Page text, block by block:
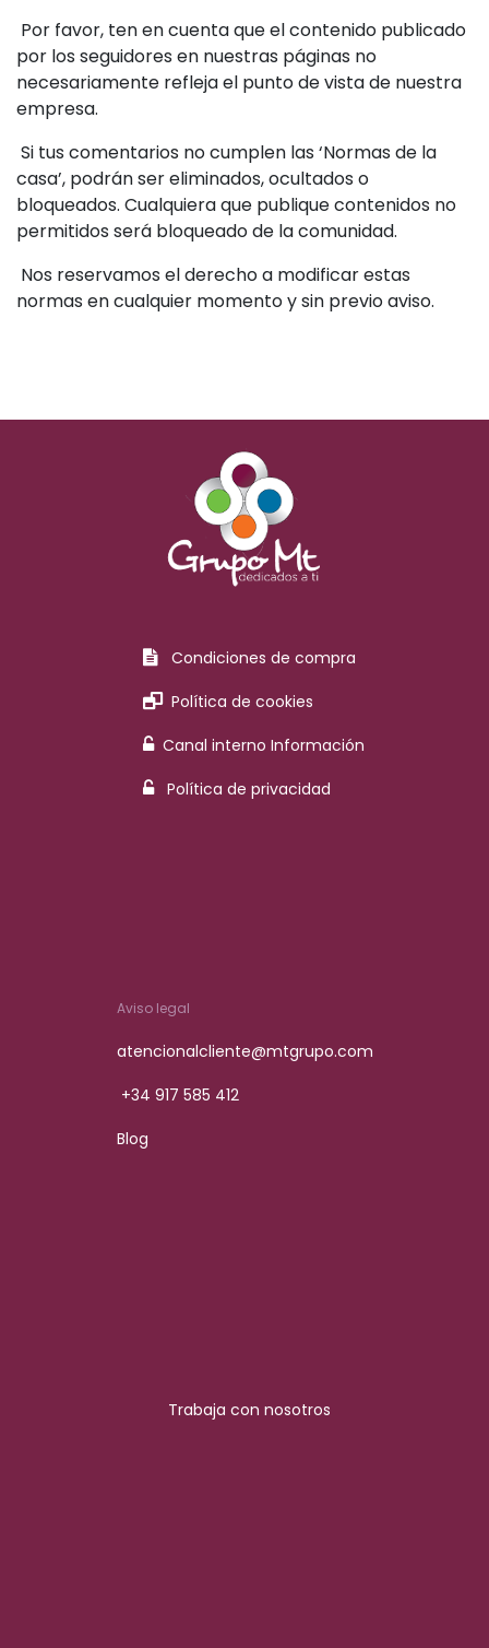
Por favor, ten en cuenta que el contenido publicado
por los seguidores en nuestras páginas no
necesariamente refleja el punto de vista de nuestra
empresa.
Si tus comentarios no cumplen las ‘Normas de la
casa’, podrán ser eliminados, ocultados o
bloqueados. Cualquiera que publique contenidos no
permitidos será bloqueado de la comunidad.
Nos reservamos el derecho a modificar estas
normas en cualquier momento y sin previo aviso.
Condiciones de compra
Política de cookies
Canal interno Información
Política de privacidad
Aviso legal
atencionalcliente@mtgrupo.com
+34 917 585 412
Blog
Trabaja con nosotros